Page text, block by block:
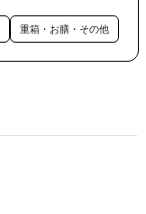
重箱・お膳・その他